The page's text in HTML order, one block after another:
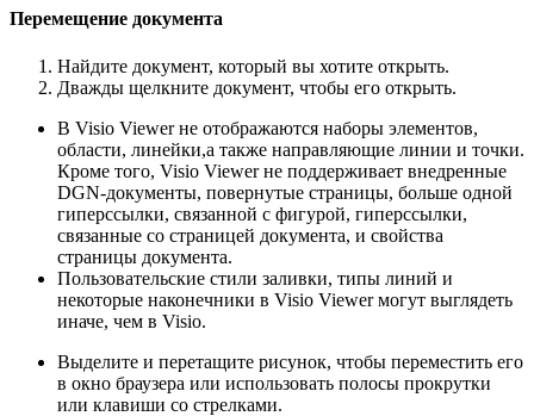
Перемещение документа
Найдите документ, который вы хотите открыть.
Дважды щелкните документ, чтобы его открыть.
В Visio Viewer не отображаются наборы элементов,
области, линейки,а также направляющие линии и точки.
Кроме того, Visio Viewer не поддерживает внедренные
DGN-документы, повернутые страницы, больше одной
гиперссылки, связанной с фигурой, гиперссылки,
связанные со страницей документа, и свойства
страницы документа.
Пользовательские стили заливки, типы линий и
некоторые наконечники в Visio Viewer могут выглядеть
иначе, чем в Visio.
Выделите и перетащите рисунок, чтобы переместить его
в окно браузера или использовать полосы прокрутки
или клавиши со стрелками.